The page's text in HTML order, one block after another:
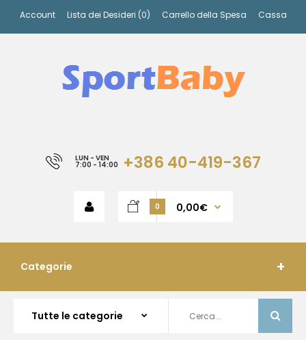
Account Lista dei Desideri (0) Carrello della Spesa Cassa
LUN - VEN
7:00 - 14:00 +386 40-419-367
0 0,00€
Categorie